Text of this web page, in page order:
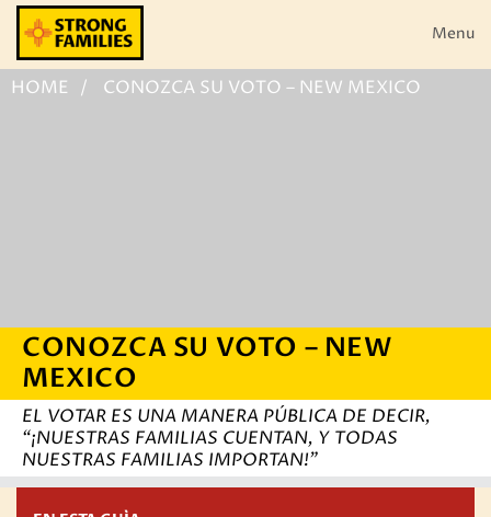
Skip
content Menu
HOME CONOZCA SU VOTO – NEW MEXICO
CONOZCA SU VOTO – NEW
MEXICO
EL VOTAR ES UNA MANERA PÚBLICA DE DECIR,
“¡NUESTRAS FAMILIAS CUENTAN, Y TODAS
NUESTRAS FAMILIAS IMPORTAN!”